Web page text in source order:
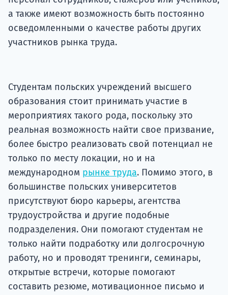
а также имеют возможность быть постоянно
осведомленными о качестве работы других
участников рынка труда.
Студентам польских учреждений высшего
образования стоит принимать участие в
мероприятиях такого рода, поскольку это
реальная возможность найти свое призвание,
более быстро реализовать свой потенциал не
только по месту локации, но и на
международном рынке труда. Помимо этого, в
большинстве польских университетов
присутствуют бюро карьеры, агентства
трудоустройства и другие подобные
подразделения. Они помогают студентам не
только найти подработку или долгосрочную
работу, но и проводят тренинги, семинары,
открытые встречи, которые помогают
составить резюме, мотивационное письмо и